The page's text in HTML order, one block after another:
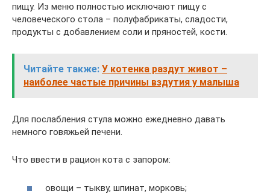
пищу. Из меню полностью исключают пищу с
человеческого стола – полуфабрикаты, сладости,
продукты с добавлением соли и пряностей, кости.
Читайте также: У котенка раздут живот –
наиболее частые причины вздутия у малыша
Для послабления стула можно ежедневно давать
немного говяжьей печени.
Что ввести в рацион кота с запором:
овощи – тыкву, шпинат, морковь;